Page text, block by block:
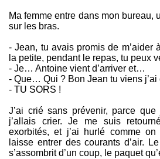
Ma femme entre dans mon bureau,
sur les bras.
- Jean, tu avais promis de m’aider
la petite, pendant le repas, tu peux
- Je… Antoine vient d’arriver et…
- Que… Qui ? Bon Jean tu viens j’ai
- TU SORS !
J’ai crié sans prévenir, parce
j’allais crier. Je me suis
exorbités, et j’ai hurlé comme
laisse entrer des courants d’air.
s’assombrit d’un coup, le paquet